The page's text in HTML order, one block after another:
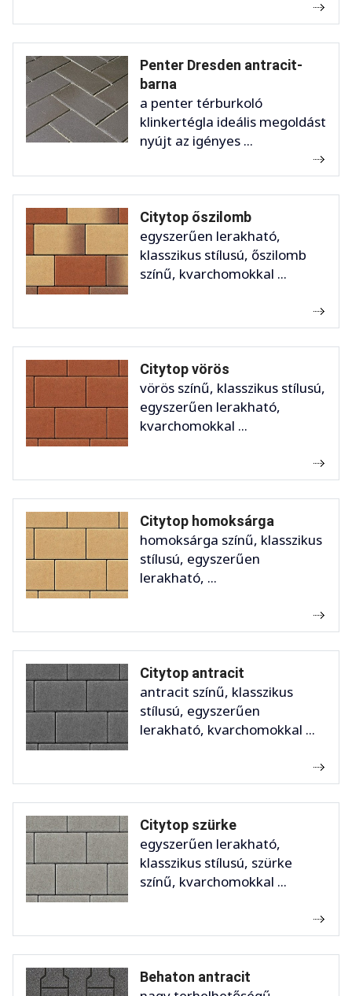
Penter Dresden antracit-
barna
a penter térburkoló
klinkertégla ideális megoldást
nyújt az igényes ...
Citytop őszilomb
egyszerűen lerakható,
klasszikus stílusú, őszilomb
színű, kvarchomokkal ...
Citytop vörös
vörös színű, klasszikus stílusú,
egyszerűen lerakható,
kvarchomokkal ...
Citytop homoksárga
homoksárga színű, klasszikus
stílusú, egyszerűen
lerakható, ...
Citytop antracit
antracit színű, klasszikus
stílusú, egyszerűen
lerakható, kvarchomokkal ...
Citytop szürke
egyszerűen lerakható,
klasszikus stílusú, szürke
színű, kvarchomokkal ...
Behaton antracit